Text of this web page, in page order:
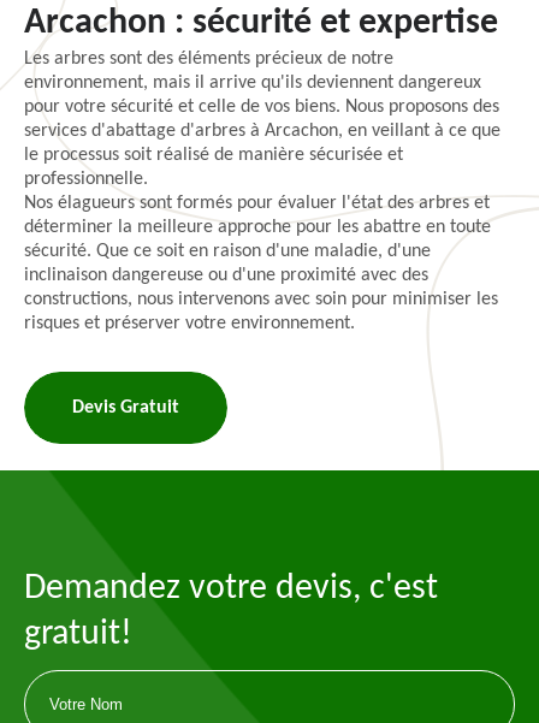
Arcachon : sécurité et expertise
Les arbres sont des éléments précieux de notre
environnement, mais il arrive qu'ils deviennent dangereux
pour votre sécurité et celle de vos biens. Nous proposons des
services d'abattage d'arbres à Arcachon, en veillant à ce que
le processus soit réalisé de manière sécurisée et
professionnelle.
Nos élagueurs sont formés pour évaluer l'état des arbres et
déterminer la meilleure approche pour les abattre en toute
sécurité. Que ce soit en raison d'une maladie, d'une
inclinaison dangereuse ou d'une proximité avec des
constructions, nous intervenons avec soin pour minimiser les
risques et préserver votre environnement.
Devis Gratuit
Demandez votre devis, c'est
gratuit!